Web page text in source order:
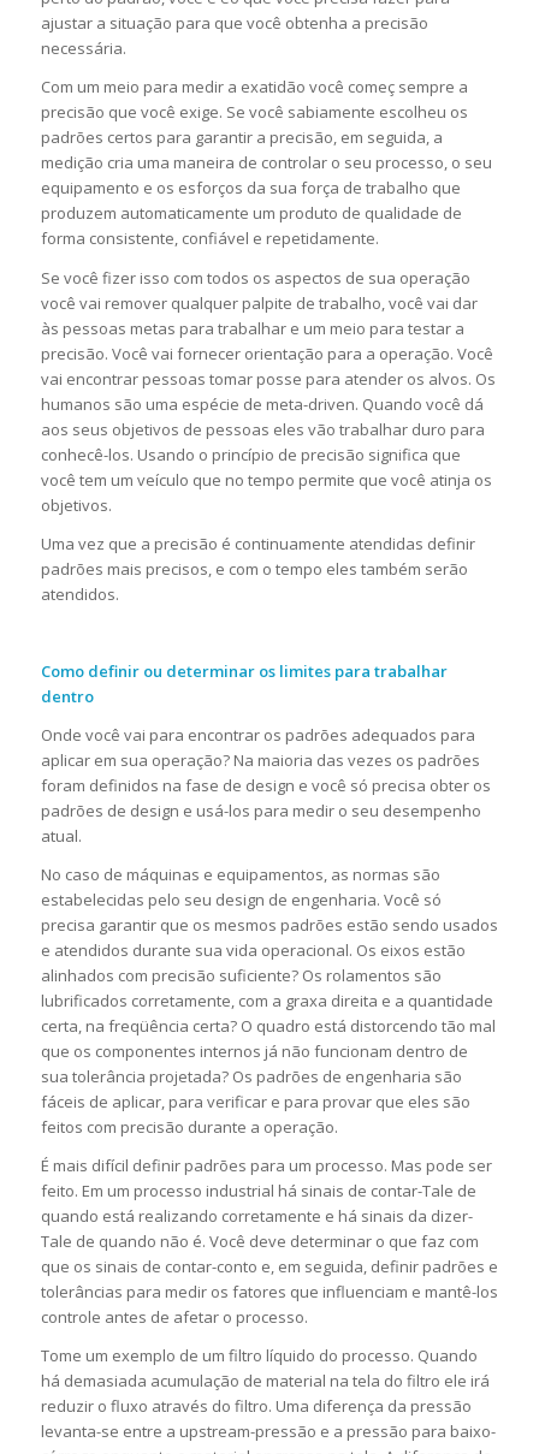
ajustar a situação para que você obtenha a precisão
necessária.
Com um meio para medir a exatidão você começ sempre a
precisão que você exige. Se você sabiamente escolheu os
padrões certos para garantir a precisão, em seguida, a
medição cria uma maneira de controlar o seu processo, o seu
equipamento e os esforços da sua força de trabalho que
produzem automaticamente um produto de qualidade de
forma consistente, confiável e repetidamente.
Se você fizer isso com todos os aspectos de sua operação
você vai remover qualquer palpite de trabalho, você vai dar
às pessoas metas para trabalhar e um meio para testar a
precisão. Você vai fornecer orientação para a operação. Você
vai encontrar pessoas tomar posse para atender os alvos. Os
humanos são uma espécie de meta-driven. Quando você dá
aos seus objetivos de pessoas eles vão trabalhar duro para
conhecê-los. Usando o princípio de precisão significa que
você tem um veículo que no tempo permite que você atinja os
objetivos.
Uma vez que a precisão é continuamente atendidas definir
padrões mais precisos, e com o tempo eles também serão
atendidos.
Como definir ou determinar os limites para trabalhar
dentro
Onde você vai para encontrar os padrões adequados para
aplicar em sua operação? Na maioria das vezes os padrões
foram definidos na fase de design e você só precisa obter os
padrões de design e usá-los para medir o seu desempenho
atual.
No caso de máquinas e equipamentos, as normas são
estabelecidas pelo seu design de engenharia. Você só
precisa garantir que os mesmos padrões estão sendo usados
e atendidos durante sua vida operacional. Os eixos estão
alinhados com precisão suficiente? Os rolamentos são
lubrificados corretamente, com a graxa direita e a quantidade
certa, na freqüência certa? O quadro está distorcendo tão mal
que os componentes internos já não funcionam dentro de
sua tolerância projetada? Os padrões de engenharia são
fáceis de aplicar, para verificar e para provar que eles são
feitos com precisão durante a operação.
É mais difícil definir padrões para um processo. Mas pode ser
feito. Em um processo industrial há sinais de contar-Tale de
quando está realizando corretamente e há sinais da dizer-
Tale de quando não é. Você deve determinar o que faz com
que os sinais de contar-conto e, em seguida, definir padrões e
tolerâncias para medir os fatores que influenciam e mantê-los
controle antes de afetar o processo.
Tome um exemplo de um filtro líquido do processo. Quando
há demasiada acumulação de material na tela do filtro ele irá
reduzir o fluxo através do filtro. Uma diferença da pressão
levanta-se entre a upstream-pressão e a pressão para baixo-